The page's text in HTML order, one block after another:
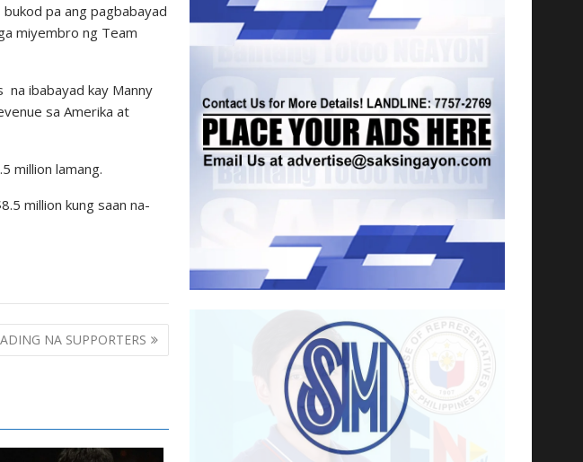
pa ang pagbabayad
miyembro ng Team
na ibabayad kay Manny
sa Amerika at
million lamang.
million kung saan na-
NA SUPPORTERS